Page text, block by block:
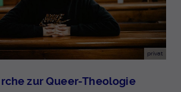
privat
zur Queer-Theologie